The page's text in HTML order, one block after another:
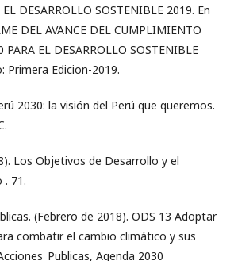
DESARROLLO SOSTENIBLE 2019. En
DEL AVANCE DEL CUMPLIMIENTO
PARA EL DESARROLLO SOSTENIBLE
Primera Edicion-2019.
2030: la visión del Perú que queremos.
Los Objetivos de Desarrollo y el
. 71.
(Febrero de 2018). ODS 13 Adoptar
combatir el cambio climático y sus
Agenda 2030